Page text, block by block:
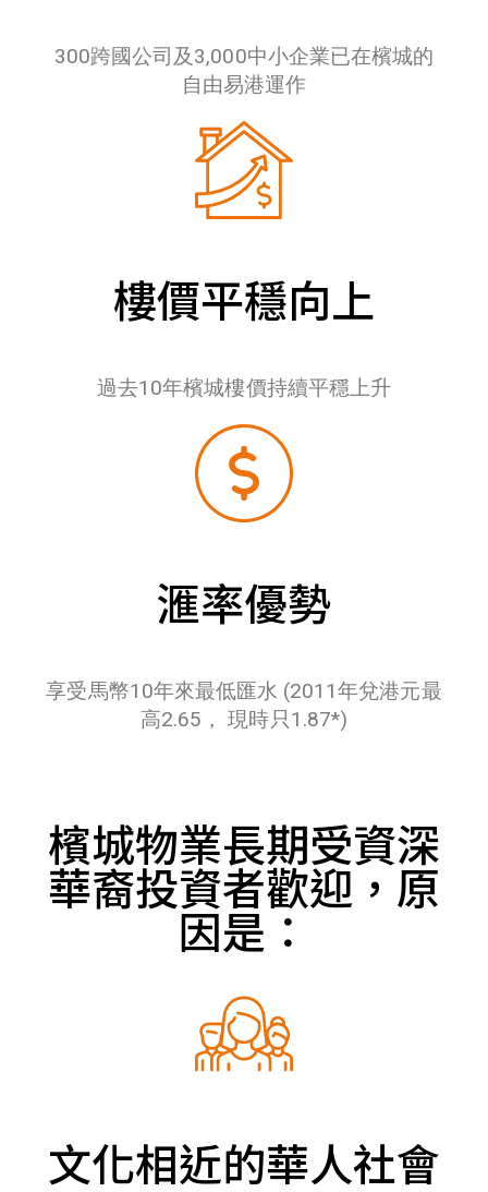
300跨國公司及3,000中小企業已在檳城的
自由易港運作
樓價平穩向上
過去10年檳城樓價持續平穩上升
滙率優勢
享受馬幣10年來最低匯水 (2011年兌港元最
高2.65， 現時只1.87*)
檳城物業長期受資深
華裔投資者歡迎，原
因是：
文化相近的華人社會